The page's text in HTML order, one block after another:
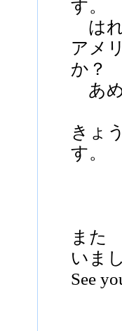
す。
はれ
アメ
か？
あ
きょ
す。
また
いま
See